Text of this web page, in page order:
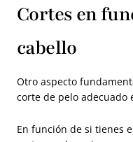
Cortes en
cabello
Otro aspecto
corte de pelo adecuado
En función de si tienes